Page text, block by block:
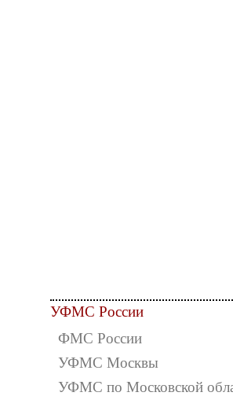
УФМС России
ФМС России
УФМС Москвы
УФМС по Московской